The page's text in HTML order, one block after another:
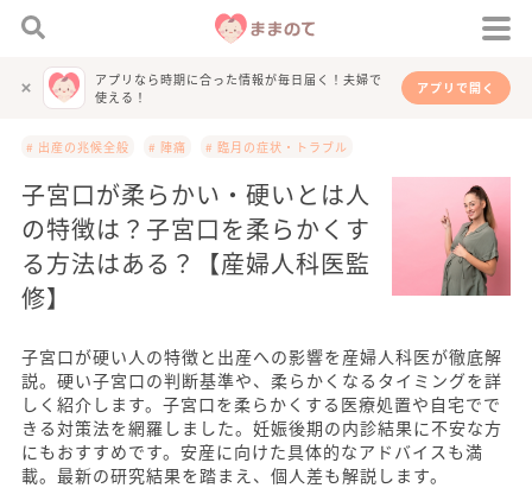
アプリなら時期に合った情報が毎日届く！夫婦で
使える！
アプリで開く
# 出産の兆候全般 # 陣痛 # 臨月の症状・トラブル
子宮口が柔らかい・硬いとは人
の特徴は？子宮口を柔らかくす
る方法はある？【産婦人科医監
修】
子宮口が硬い人の特徴と出産への影響を産婦人科医が徹底解
説。硬い子宮口の判断基準や、柔らかくなるタイミングを詳
しく紹介します。子宮口を柔らかくする医療処置や自宅でで
きる対策法を網羅しました。妊娠後期の内診結果に不安な方
にもおすすめです。安産に向けた具体的なアドバイスも満
載。最新の研究結果を踏まえ、個人差も解説します。